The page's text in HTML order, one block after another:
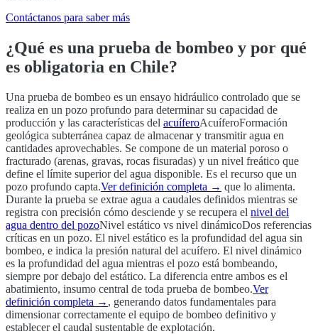
Contáctanos para saber más
¿Qué es una prueba de bombeo y por qué
es obligatoria en Chile?
Una prueba de bombeo es un ensayo hidráulico controlado que se
realiza en un pozo profundo para determinar su capacidad de
producción y las características del acuíferoAcuíferoFormación
geológica subterránea capaz de almacenar y transmitir agua en
cantidades aprovechables. Se compone de un material poroso o
fracturado (arenas, gravas, rocas fisuradas) y un nivel freático que
define el límite superior del agua disponible. Es el recurso que un
pozo profundo capta.Ver definición completa → que lo alimenta.
Durante la prueba se extrae agua a caudales definidos mientras se
registra con precisión cómo desciende y se recupera el nivel del
agua dentro del pozoNivel estático vs nivel dinámicoDos referencias
críticas en un pozo. El nivel estático es la profundidad del agua sin
bombeo, e indica la presión natural del acuífero. El nivel dinámico
es la profundidad del agua mientras el pozo está bombeando,
siempre por debajo del estático. La diferencia entre ambos es el
abatimiento, insumo central de toda prueba de bombeo.Ver
definición completa → , generando datos fundamentales para
dimensionar correctamente el equipo de bombeo definitivo y
establecer el caudal sustentable de explotación.